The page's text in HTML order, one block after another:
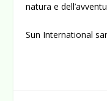
natura e
Sun International